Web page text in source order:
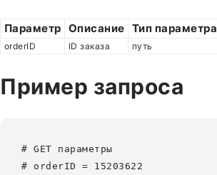
Параметр Описание Тип параметра
orderID ID заказа путь
Пример запроса
# GET параметры
# orderID = 15203622